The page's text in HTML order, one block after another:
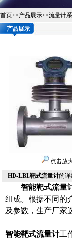
首页>>产品展示>>流量计系
产品展示
点击放
HD-LBL靶式流量计的详
智能靶式流量
组成。根据不同
及参数，生产厂
智能靶式流量计工